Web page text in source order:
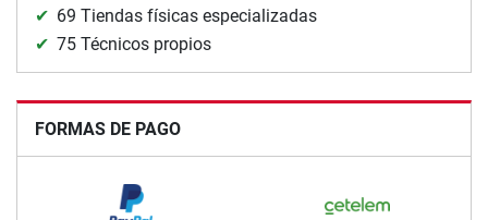
69 Tiendas físicas especializadas
75 Técnicos propios
FORMAS DE PAGO